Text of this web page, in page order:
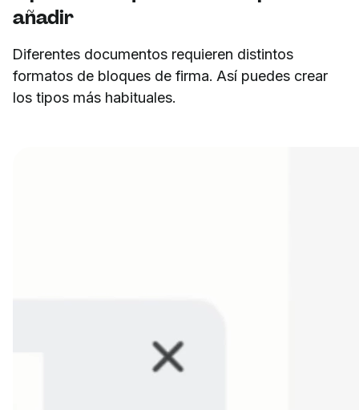
añadir
Diferentes documentos requieren distintos
formatos de bloques de firma. Así puedes crear
los tipos más habituales.